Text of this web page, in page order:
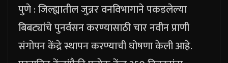
पुणे : जिल्ह्यातील जुन्नर वनविभागाने पकडलेल्या
बिबट्यांचे पुनर्वसन करण्यासाठी चार नवीन प्राणी
संगोपन केंद्रे स्थापन करण्याची घोषणा केली आहे.